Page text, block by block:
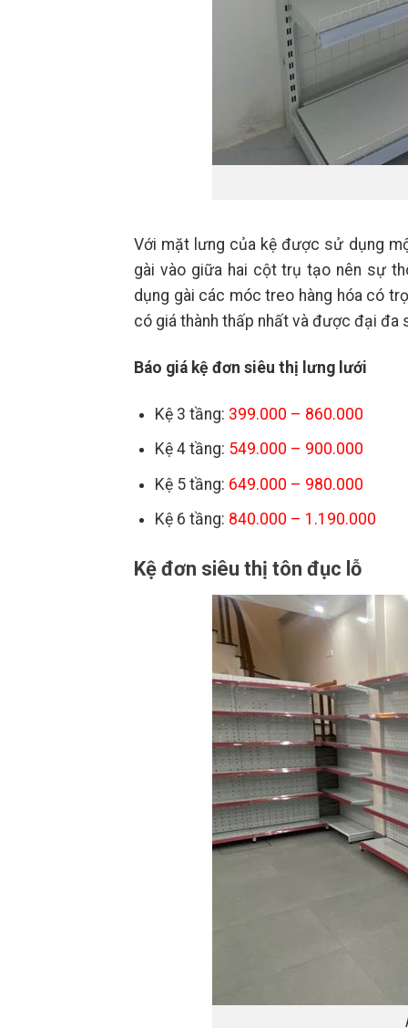
Với mặt lưng của kệ được sử dụng
gài vào giữa hai cột trụ tạo nên sự
dụng gài các móc treo hàng hóa có
có giá thành thấp nhất và được đại đa
Báo giá kệ đơn siêu thị lưng lưới
Kệ 3 tầng: 399.000 – 860.000
Kệ 4 tầng: 549.000 – 900.000
Kệ 5 tầng: 649.000 – 980.000
Kệ 6 tầng: 840.000 – 1.190.000
Kệ đơn siêu thị tôn đục lỗ